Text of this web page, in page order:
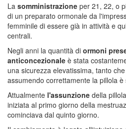
La somministrazione per 21, 22, o
di un preparato ormonale da
femminile di essere già in attività e
centrali.
Negli anni la quantità di ormoni
anticoncezionale è stata
una sicurezza elevatissima, tanto
assumendo correttamente la pillola è
Attualmente l'assunzione della
iniziata al primo giorno della
cominciava dal quinto giorno.